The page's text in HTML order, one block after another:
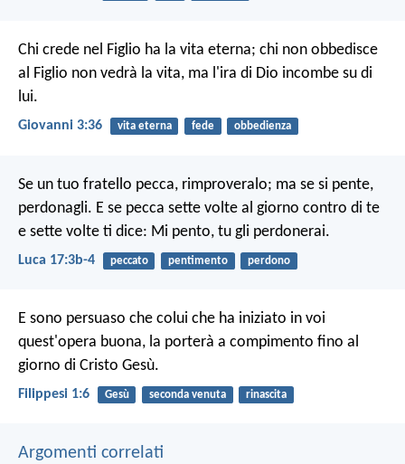
Chi crede nel Figlio ha la vita eterna; chi non obbedisce
al Figlio non vedrà la vita, ma l'ira di Dio incombe su di
lui.
Giovanni 3:36 vita eterna fede obbedienza
Se un tuo fratello pecca, rimproveralo; ma se si pente,
perdonagli. E se pecca sette volte al giorno contro di te
e sette volte ti dice: Mi pento, tu gli perdonerai.
Luca 17:3b-4 peccato pentimento perdono
E sono persuaso che colui che ha iniziato in voi
quest'opera buona, la porterà a compimento fino al
giorno di Cristo Gesù.
Filippesi 1:6 Gesù seconda venuta rinascita
Argomenti correlati